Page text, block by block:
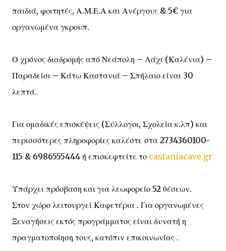
παιδιά, φοιτητές, Α.Μ.Ε.Α και Ανέργους & 5€ για
οργανωμένα γκρουπ.
Ο χρόνος διαδρομής από Νεάπολη – Λάχι (Καλένια) –
Παραδείσι – Κάτω Καστανιά – Σπήλαιο είναι 30
λεπτά.
Για ομαδικές επισκέψεις (Σύλλογοι, Σχολεία κ.λπ) και
περισσότερες πληροφορίες καλέστε στα 2734360100-
115 & 6986555444 ή επισκεφτείτε το castaniacave.gr
Υπάρχει πρόσβαση και για λεωφορείο 52 θέσεων.
Στον χώρο λειτουργεί Καφετέρια . Για οργανωμένες
Ξεναγήσεις εκτός προγράμματος είναι δυνατή η
πραγματοποίηση τους, κατόπιν επικοινωνίας .